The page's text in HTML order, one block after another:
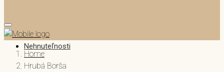
Nehnuteľnosti
Home
Hrubá Borša